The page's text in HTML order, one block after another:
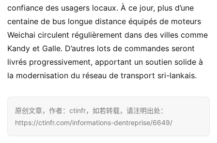
n
c
h
n
o
i
Sign in Sign up
confiance des usagers locaux. À ce jour, plus d’une
centaine de bus longue distance équipés de moteurs
Weichai circulent régulièrement dans des villes comme
Kandy et Galle. D’autres lots de commandes seront
livrés progressivement, apportant un soutien solide à
la modernisation du réseau de transport sri-lankais.
原创文章，作者：ctinfr，如若转载，请注明出处：
https://ctinfr.com/informations-dentreprise/6649/